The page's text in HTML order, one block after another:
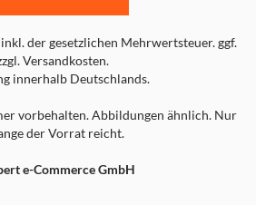
der gesetzlichen Mehrwertsteuer. ggf.
Versandkosten.
innerhalb Deutschlands.
vorbehalten. Abbildungen ähnlich. Nur
der Vorrat reicht.
e-Commerce GmbH